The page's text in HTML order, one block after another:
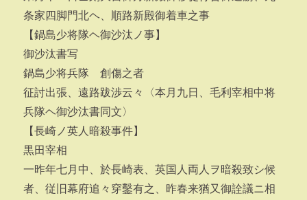
条家四脚門北ヘ、順路新殿御着車之事
【鍋島少将隊ヘ御沙汰ノ事】
御沙汰書写
鍋島少将兵隊 創傷之者
征討出張、遠路跋渉云々〈本月九日、毛利宰相中将
兵隊ヘ御沙汰書同文〉
【長崎ノ英人暗殺事件】
黒田宰相
一昨年七月中、於長崎表、英国人両人ヲ暗殺致シ候
者、従旧幕府追々穿鑿有之、昨春来猶又御詮議ニ相